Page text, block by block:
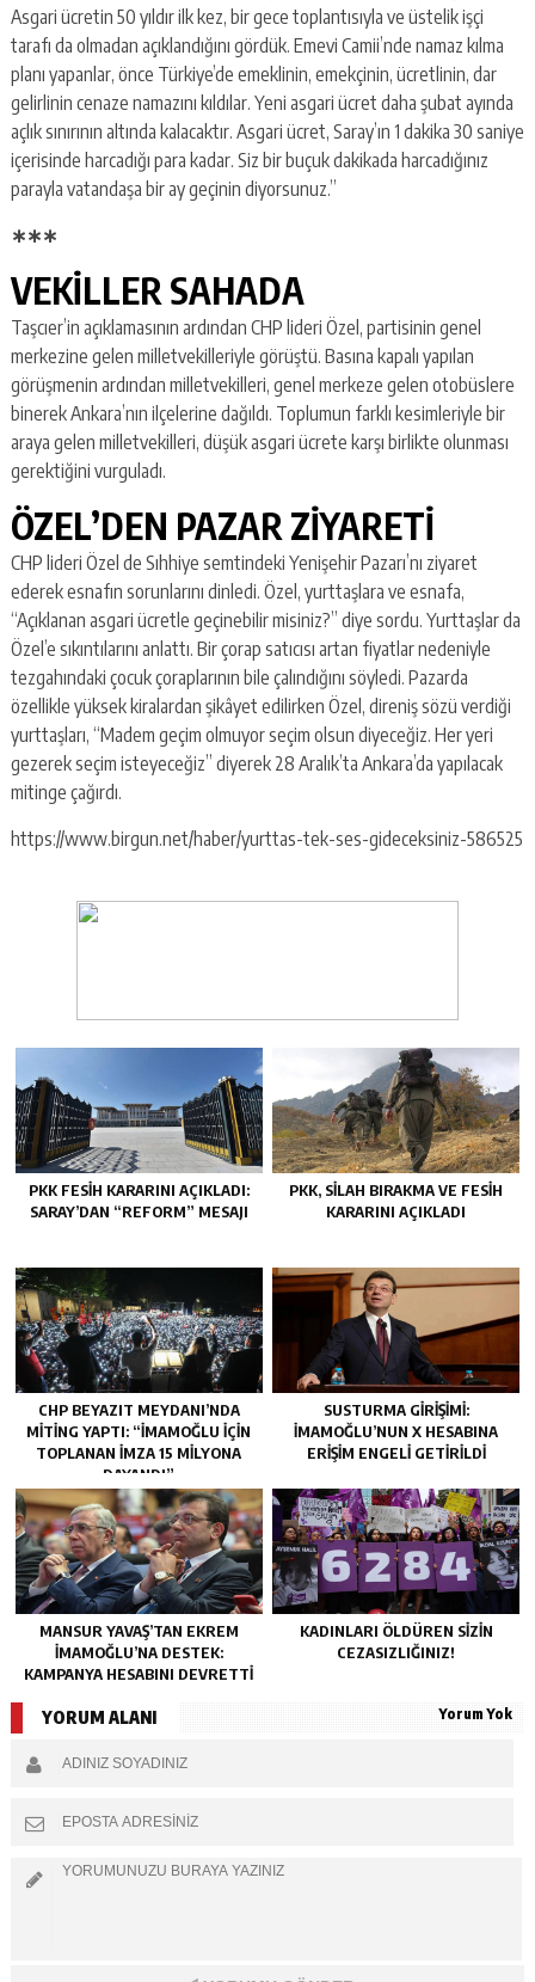
Asgari ücretin 50 yıldır ilk kez, bir gece toplantısıyla ve üstelik işçi
tarafı da olmadan açıklandığını gördük. Emevi Camii’nde namaz kılma
planı yapanlar, önce Türkiye’de emeklinin, emekçinin, ücretlinin, dar
gelirlinin cenaze namazını kıldılar. Yeni asgari ücret daha şubat ayında
açlık sınırının altında kalacaktır. Asgari ücret, Saray’ın 1 dakika 30 saniye
içerisinde harcadığı para kadar. Siz bir buçuk dakikada harcadığınız
parayla vatandaşa bir ay geçinin diyorsunuz.”
∗∗∗
VEKİLLER SAHADA
Taşcıer’in açıklamasının ardından CHP lideri Özel, partisinin genel
merkezine gelen milletvekilleriyle görüştü. Basına kapalı yapılan
görüşmenin ardından milletvekilleri, genel merkeze gelen otobüslere
binerek Ankara’nın ilçelerine dağıldı. Toplumun farklı kesimleriyle bir
araya gelen milletvekilleri, düşük asgari ücrete karşı birlikte olunması
gerektiğini vurguladı.
ÖZEL’DEN PAZAR ZİYARETİ
CHP lideri Özel de Sıhhiye semtindeki Yenişehir Pazarı’nı ziyaret
ederek esnafın sorunlarını dinledi. Özel, yurttaşlara ve esnafa,
“Açıklanan asgari ücretle geçinebilir misiniz?” diye sordu. Yurttaşlar da
Özel’e sıkıntılarını anlattı. Bir çorap satıcısı artan fiyatlar nedeniyle
tezgahındaki çocuk çoraplarının bile çalındığını söyledi. Pazarda
özellikle yüksek kiralardan şikâyet edilirken Özel, direniş sözü verdiği
yurttaşları, “Madem geçim olmuyor seçim olsun diyeceğiz. Her yeri
gezerek seçim isteyeceğiz” diyerek 28 Aralık’ta Ankara’da yapılacak
mitinge çağırdı.
https://www.birgun.net/haber/yurttas-tek-ses-gideceksiniz-586525
PKK FESIH KARARINI AÇIKLADI:
SARAY’DAN “REFORM” MESAJI
PKK, SILAH BIRAKMA VE FESIH
KARARINI AÇIKLADI
CHP BEYAZIT MEYDANI’NDA
MITING YAPTI: “İMAMOĞLU IÇIN
TOPLANAN IMZA 15 MILYONA
DAYANDI”
SUSTURMA GIRIŞIMI:
İMAMOĞLU’NUN X HESABINA
ERIŞIM ENGELI GETIRILDI
MANSUR YAVAŞ’TAN EKREM
İMAMOĞLU’NA DESTEK:
KAMPANYA HESABINI DEVRETTI
KADINLARI ÖLDÜREN SIZIN
CEZASIZLIĞINIZ!
YORUM ALANI Yorum Yok